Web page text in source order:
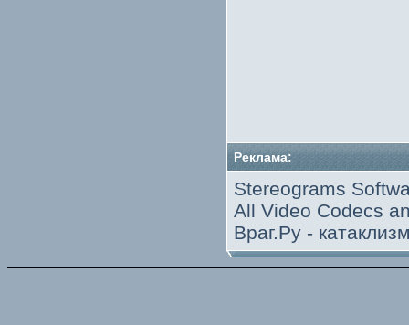
Реклама:
Stereograms
All Video Codecs
Враг.Ру -